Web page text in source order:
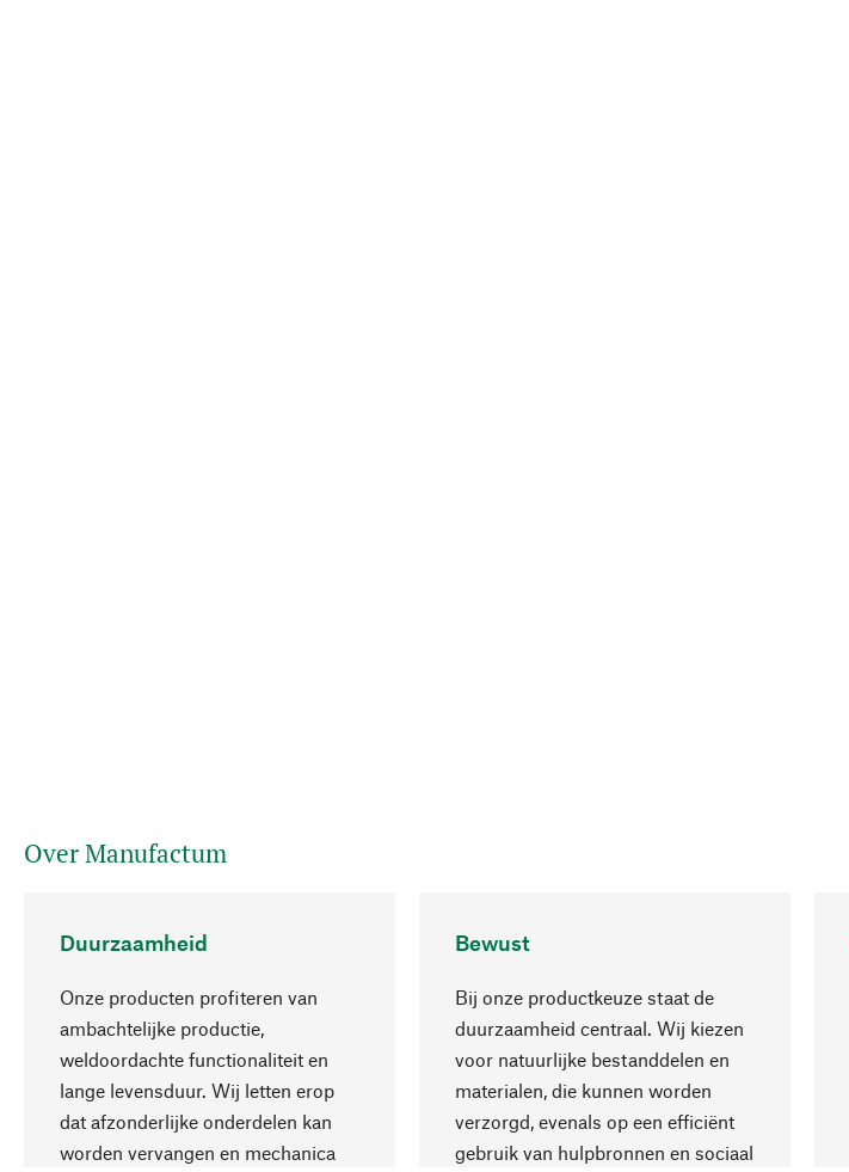
Over Manufactum
Duurzaamheid
Onze producten profiteren van
ambachtelijke productie,
weldoordachte functionaliteit en
lange levensduur. Wij letten erop
dat afzonderlijke onderdelen kan
worden vervangen en mechanica
Bewust
Bij onze productkeuze staat de
duurzaamheid centraal. Wij kiezen
voor natuurlijke bestanddelen en
materialen, die kunnen worden
verzorgd, evenals op een efficiënt
gebruik van hulpbronnen en sociaal